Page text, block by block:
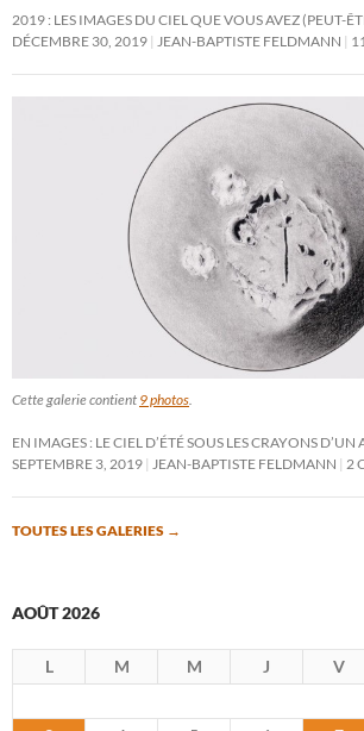
2019 : LES IMAGES DU CIEL QUE VOUS AVEZ (PEUT-
DÉCEMBRE 30, 2019 JEAN-BAPTISTE FELDMANN
Cette galerie contient 9 photos.
EN IMAGES : LE CIEL D’ÉTÉ SOUS LES CRAYONS
SEPTEMBRE 3, 2019 JEAN-BAPTISTE FELDMANN 2
TOUTES LES GALERIES →
AOÛT 2026
L M M J V